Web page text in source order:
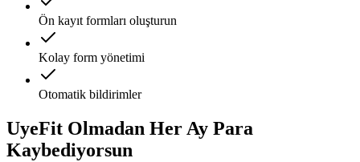
Ön kayıt formları oluşturun
Kolay form yönetimi
Otomatik bildirimler
UyeFit Olmadan Her Ay Para
Kaybediyorsun